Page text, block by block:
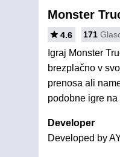
Monster
4.6 171
Igraj Monster
brezplačno v
prenosa ali
podobne igre na
Developer
Developed by